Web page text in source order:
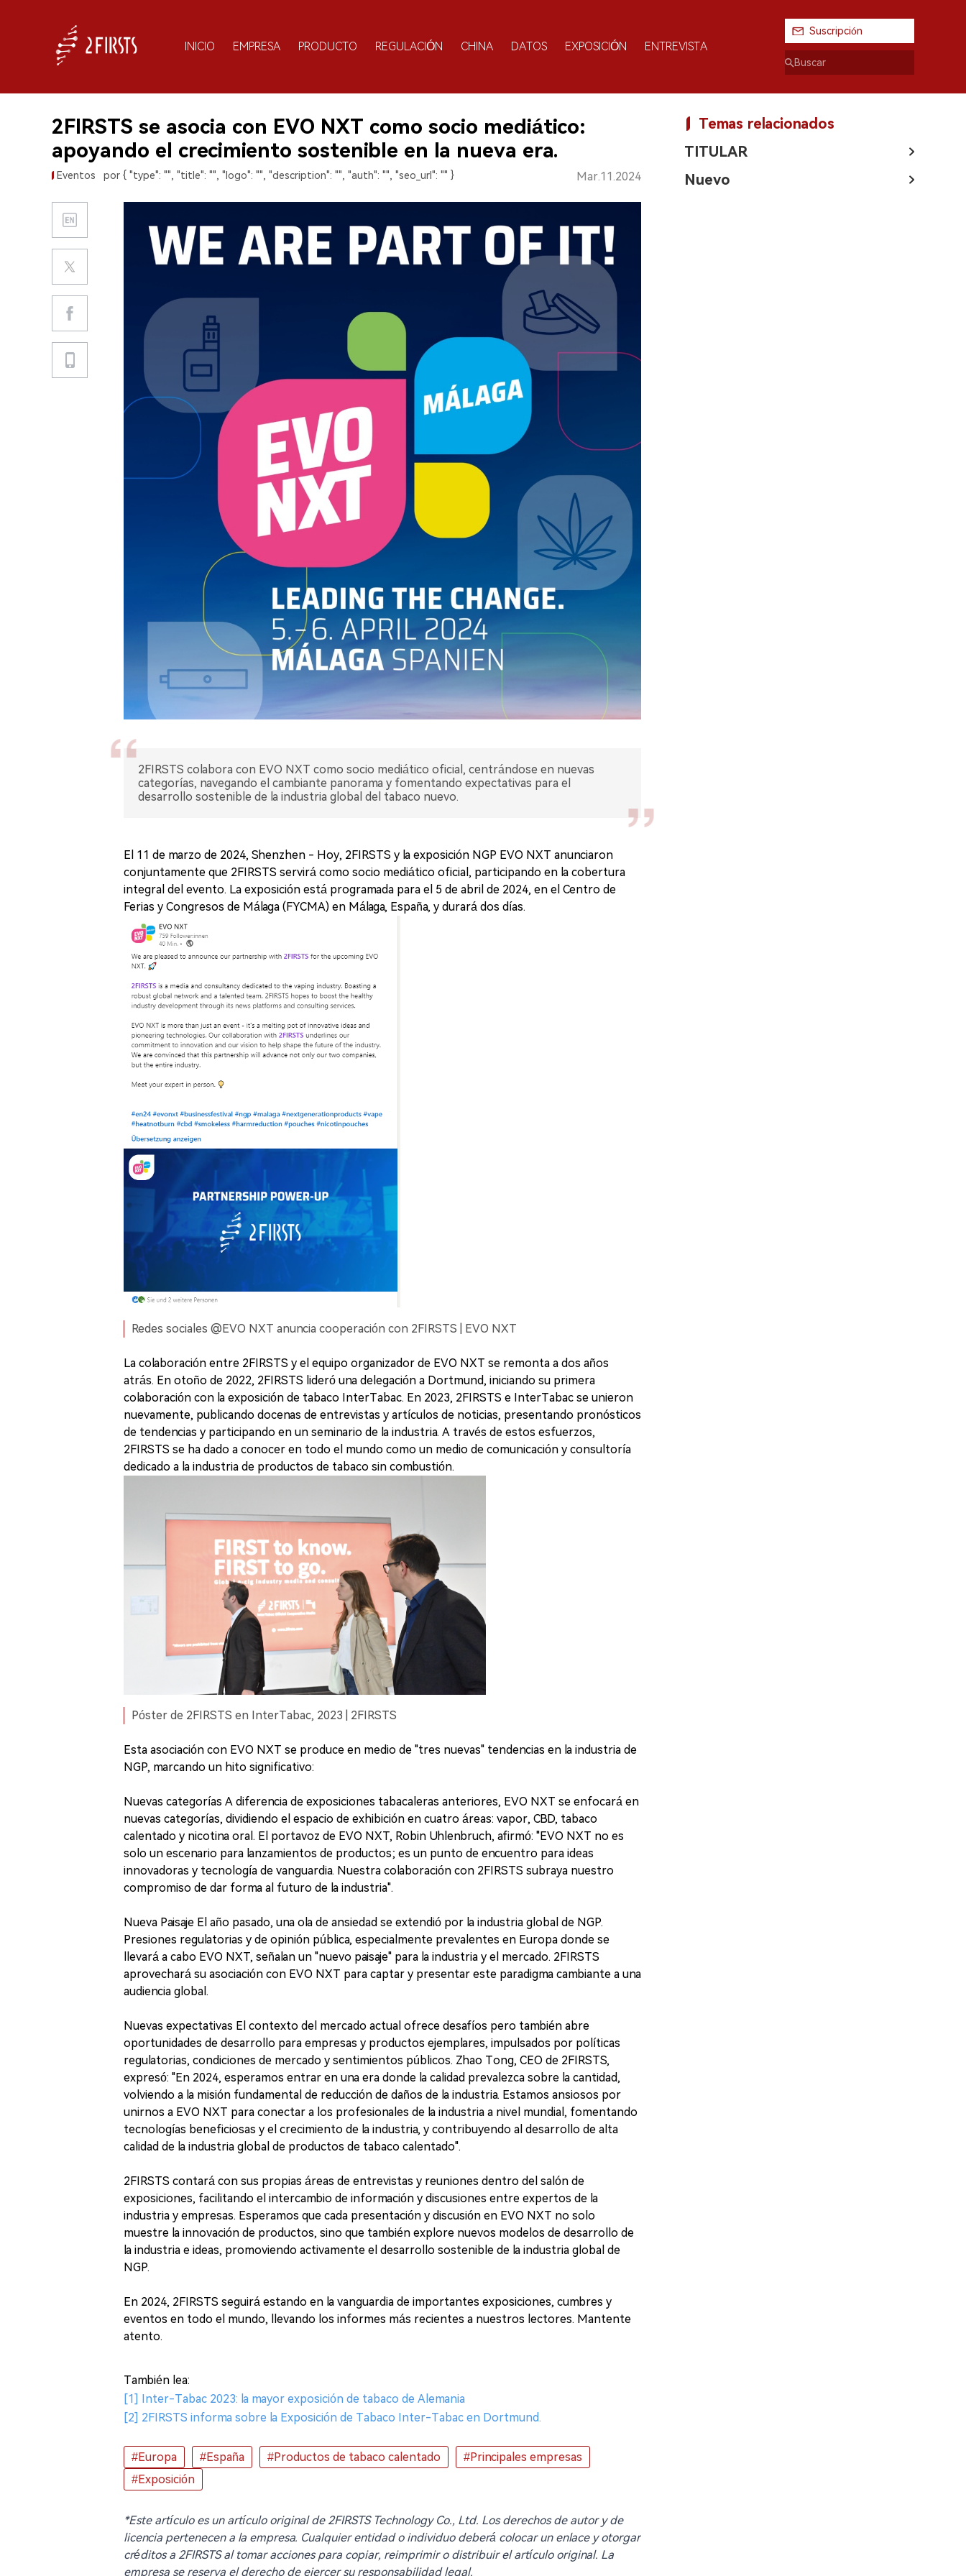
INICIO EMPRESA PRODUCTO REGULACIÓN CHINA DATOS EXPOSICIÓN ENTREVISTA
Suscripción
2FIRSTS se asocia con EVO NXT como socio mediático:
apoyando el crecimiento sostenible en la nueva era.
Eventos por { "type": "", "title": "", "logo": "", "description": "", "auth": "", "seo_url": "" } Mar.11.2024
2FIRSTS colabora con EVO NXT como socio mediático oficial, centrándose en nuevas
categorías, navegando el cambiante panorama y fomentando expectativas para el
desarrollo sostenible de la industria global del tabaco nuevo.
El 11 de marzo de 2024, Shenzhen - Hoy, 2FIRSTS y la exposición NGP EVO NXT anunciaron
conjuntamente que 2FIRSTS servirá como socio mediático oficial, participando en la cobertura
integral del evento. La exposición está programada para el 5 de abril de 2024, en el Centro de
Ferias y Congresos de Málaga (FYCMA) en Málaga, España, y durará dos días.
Redes sociales @EVO NXT anuncia cooperación con 2FIRSTS | EVO NXT
La colaboración entre 2FIRSTS y el equipo organizador de EVO NXT se remonta a dos años
atrás. En otoño de 2022, 2FIRSTS lideró una delegación a Dortmund, iniciando su primera
colaboración con la exposición de tabaco InterTabac. En 2023, 2FIRSTS e InterTabac se unieron
nuevamente, publicando docenas de entrevistas y artículos de noticias, presentando pronósticos
de tendencias y participando en un seminario de la industria. A través de estos esfuerzos,
2FIRSTS se ha dado a conocer en todo el mundo como un medio de comunicación y consultoría
dedicado a la industria de productos de tabaco sin combustión.
Póster de 2FIRSTS en InterTabac, 2023 | 2FIRSTS
Esta asociación con EVO NXT se produce en medio de "tres nuevas" tendencias en la industria de
NGP, marcando un hito significativo:
Nuevas categorías A diferencia de exposiciones tabacaleras anteriores, EVO NXT se enfocará en
nuevas categorías, dividiendo el espacio de exhibición en cuatro áreas: vapor, CBD, tabaco
calentado y nicotina oral. El portavoz de EVO NXT, Robin Uhlenbruch, afirmó: "EVO NXT no es
solo un escenario para lanzamientos de productos; es un punto de encuentro para ideas
innovadoras y tecnología de vanguardia. Nuestra colaboración con 2FIRSTS subraya nuestro
compromiso de dar forma al futuro de la industria".
Nueva Paisaje El año pasado, una ola de ansiedad se extendió por la industria global de NGP.
Presiones regulatorias y de opinión pública, especialmente prevalentes en Europa donde se
llevará a cabo EVO NXT, señalan un "nuevo paisaje" para la industria y el mercado. 2FIRSTS
aprovechará su asociación con EVO NXT para captar y presentar este paradigma cambiante a una
audiencia global.
Nuevas expectativas El contexto del mercado actual ofrece desafíos pero también abre
oportunidades de desarrollo para empresas y productos ejemplares, impulsados por políticas
regulatorias, condiciones de mercado y sentimientos públicos. Zhao Tong, CEO de 2FIRSTS,
expresó: "En 2024, esperamos entrar en una era donde la calidad prevalezca sobre la cantidad,
volviendo a la misión fundamental de reducción de daños de la industria. Estamos ansiosos por
unirnos a EVO NXT para conectar a los profesionales de la industria a nivel mundial, fomentando
tecnologías beneficiosas y el crecimiento de la industria, y contribuyendo al desarrollo de alta
calidad de la industria global de productos de tabaco calentado".
2FIRSTS contará con sus propias áreas de entrevistas y reuniones dentro del salón de
exposiciones, facilitando el intercambio de información y discusiones entre expertos de la
industria y empresas. Esperamos que cada presentación y discusión en EVO NXT no solo
muestre la innovación de productos, sino que también explore nuevos modelos de desarrollo de
la industria e ideas, promoviendo activamente el desarrollo sostenible de la industria global de
NGP.
En 2024, 2FIRSTS seguirá estando en la vanguardia de importantes exposiciones, cumbres y
eventos en todo el mundo, llevando los informes más recientes a nuestros lectores. Mantente
atento.
También lea:
[1] Inter-Tabac 2023: la mayor exposición de tabaco de Alemania
[2] 2FIRSTS informa sobre la Exposición de Tabaco Inter-Tabac en Dortmund.
#Europa #España #Productos de tabaco calentado
#Principales empresas
#Exposición
*Este artículo es un artículo original de 2FIRSTS Technology Co., Ltd. Los derechos de autor y de
licencia pertenecen a la empresa. Cualquier entidad o individuo deberá colocar un enlace y otorgar
créditos a 2FIRSTS al tomar acciones para copiar, reimprimir o distribuir el artículo original. La
empresa se reserva el derecho de ejercer su responsabilidad legal.
Temas relacionados
TITULAR
Nuevo